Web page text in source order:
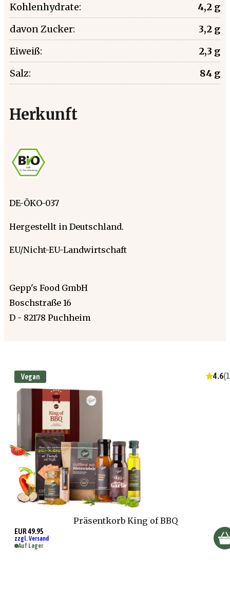
Kohlenhydrate:
4,2 g
davon Zucker:
3,2 g
Eiweiß:
2,3 g
Salz:
84 g
Herkunft
DE-ÖKO-037
Hergestellt in Deutschland.
EU/Nicht-EU-Landwirtschaft
Gepp's Food GmbH
Boschstraße 16
D - 82178 Puchheim
Vegan 4.6(
Präsentkorb King of BBQ
EUR 49.95
zzgl. Versand
Auf Lager